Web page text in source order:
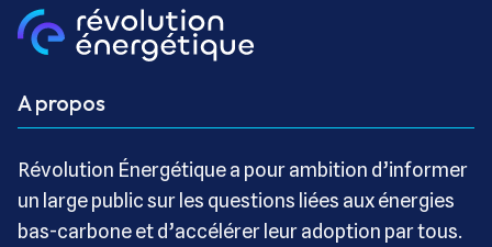
A propos
Révolution Énergétique a pour ambition d’informer
un large public sur les questions liées aux énergies
bas-carbone et d’accélérer leur adoption par tous.